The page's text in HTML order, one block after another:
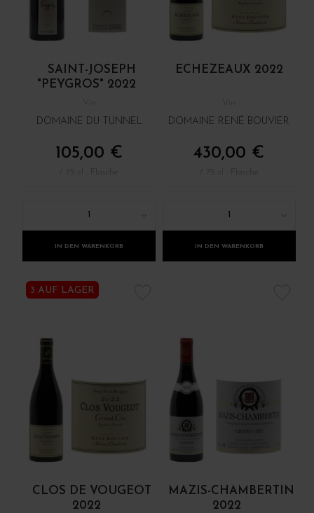
SAINT-JOSEPH
"PEYGROS" 2022
DOMAINE DU TUNNEL
105,00 €
1
IN DEN WARENKORB
ECHEZEAUX 2022
DOMAINE RENÉ BOUVIER
430,00 €
1
IN DEN WARENKORB
3 AUF LAGER
CLOS DE VOUGEOT
2022
MAZIS-CHAMBERTIN
2022